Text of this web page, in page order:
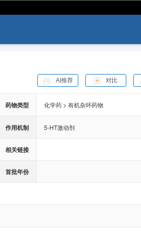
AI推荐 对比
药物类型 化学药 > 有机杂环药物
作用机制 5-HT激动剂
相关链接
首批年份